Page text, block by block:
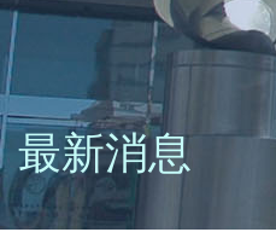
最新消息